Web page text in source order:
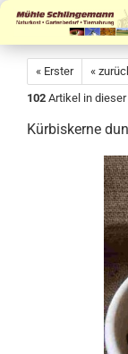
« Erster «
102 Artikel in
Kürbiskerne